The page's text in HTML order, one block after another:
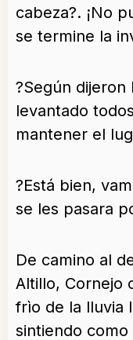
cabeza?. ¡No
se termine la
?Según dijeron
levantado
mantener el
?Está bien,
se les pasara
De camino al
Altillo, Cornejo
frìo de la lluvia
sintiendo